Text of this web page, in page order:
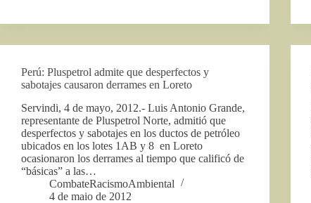
Perú: Pluspetrol admite que desperfectos y
sabotajes causaron derrames en Loreto
Servindi, 4 de mayo, 2012.- Luis Antonio Grande,
representante de Pluspetrol Norte, admitió que
desperfectos y sabotajes en los ductos de petróleo
ubicados en los lotes 1AB y 8 en Loreto
ocasionaron los derrames al tiempo que calificó de
“básicas” a las…
CombateRacismoAmbiental
4 de maio de 2012